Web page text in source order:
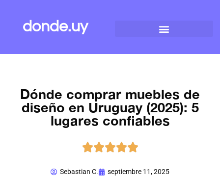
donde.uy
Dónde comprar muebles de
diseño en Uruguay (2025): 5
lugares confiables

Sebastian C. septiembre 11, 2025